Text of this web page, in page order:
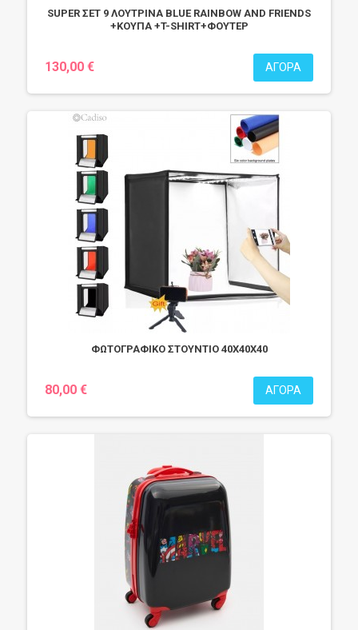
SUPER ΣΕΤ 9 ΛΟΥΤΡΙΝΑ BLUE RAINBOW AND FRIENDS
+ΚΟΥΠΑ +T-SHIRT+ΦΟΥΤΕΡ
130,00 € ΑΓΟΡΆ
ΦΩΤΟΓΡΑΦΙΚΟ ΣΤΟΥΝΤΙΟ 40Χ40Χ40
80,00 € ΑΓΟΡΆ